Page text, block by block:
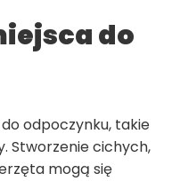
do
odpoczynku, takie
Stworzenie cichych,
mogą się